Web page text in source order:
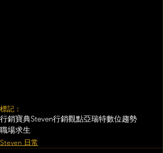
標記：
行銷寶典Steven行銷觀點亞瑞特數位趨勢
職場求生
Steven 日常